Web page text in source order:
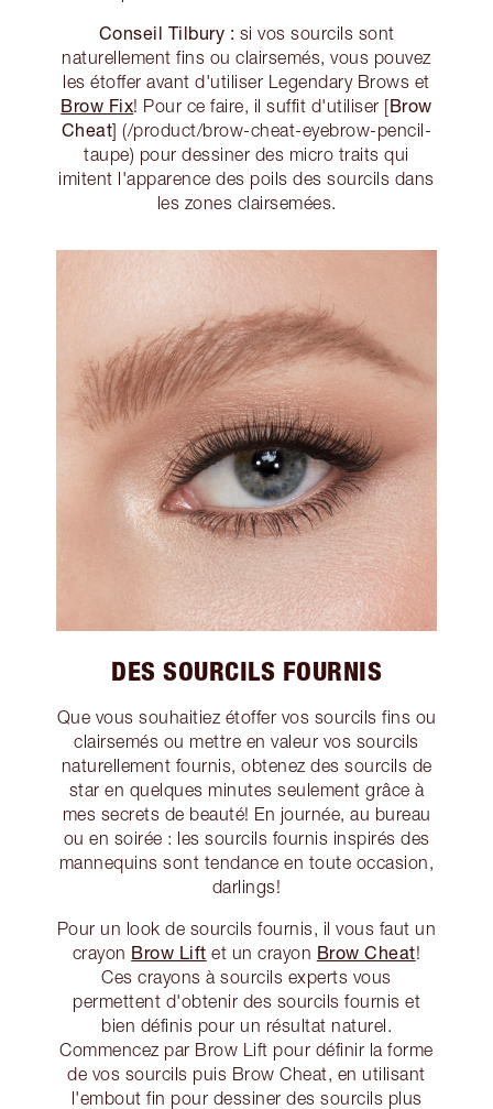
Conseil Tilbury : si vos sourcils sont
naturellement fins ou clairsemés, vous pouvez
les étoffer avant d'utiliser Legendary Brows et
Brow Fix! Pour ce faire, il suffit d'utiliser [Brow
Cheat] (/product/brow-cheat-eyebrow-pencil-
taupe) pour dessiner des micro traits qui
imitent l'apparence des poils des sourcils dans
les zones clairsemées.
DES SOURCILS FOURNIS
Que vous souhaitiez étoffer vos sourcils fins ou
clairsemés ou mettre en valeur vos sourcils
naturellement fournis, obtenez des sourcils de
star en quelques minutes seulement grâce à
mes secrets de beauté! En journée, au bureau
ou en soirée : les sourcils fournis inspirés des
mannequins sont tendance en toute occasion,
darlings!
Pour un look de sourcils fournis, il vous faut un
crayon Brow Lift et un crayon Brow Cheat!
Ces crayons à sourcils experts vous
permettent d'obtenir des sourcils fournis et
bien définis pour un résultat naturel.
Commencez par Brow Lift pour définir la forme
de vos sourcils puis Brow Cheat, en utilisant
l'embout fin pour dessiner des sourcils plus